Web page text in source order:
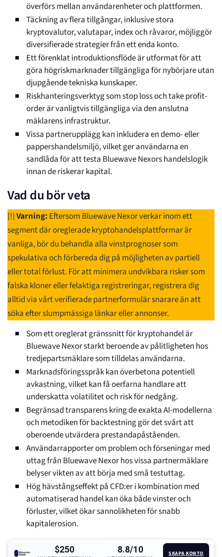
överförs mellan användarenheter och plattformen.
Täckning av flera tillgångar, inklusive stora
kryptovalutor, valutapar, index och råvaror, möjliggör
diversifierade strategier från ett enda konto.
Ett förenklat introduktionsflöde är utformat för att
göra högriskmarknader tillgängliga för nybörjare utan
djupgående tekniska kunskaper.
Riskhanteringsverktyg som stop loss och take profit-
order är vanligtvis tillgängliga via den anslutna
mäklarens infrastruktur.
Vissa partnerupplägg kan inkludera en demo- eller
pappershandelsmiljö, vilket ger användarna en
sandlåda för att testa Bluewave Nexors handelslogik
innan de riskerar kapital.
Vad du bör veta
[!]Varning: Eftersom Bluewave Nexor verkar inom ett
segment där oreglerade kryptohandelsplattformar är
vanliga, bör du behandla alla vinstprognoser som
spekulativa och förbereda dig på möjligheten av partiell
eller total förlust. För att minimera undvikbara risker som
falska kloner eller felaktiga registreringar, registrera dig
alltid via vårt verifierade partnerformulär snarare än att
söka efter slumpmässiga länkar eller annonser.
Som ett oreglerat gränssnitt för kryptohandel är
Bluewave Nexor starkt beroende av pålitligheten hos
tredjepartsmäklare som tilldelas användarna.
Marknadsföringsspråk kan överbetona potentiell
avkastning, vilket kan få oerfarna handlare att
underskatta volatilitet och risk för nedgång.
Begränsad transparens kring de exakta AI-modellerna
och metodiken för backtestning gör det svårt att
oberoende utvärdera prestandapåståenden.
Användarrapporter om problem och förseningar med
uttag från Bluewave Nexor hos vissa partnermäklare
belyser vikten av att börja med små testuttag.
Hög hävstångseffekt på CFD:er i kombination med
automatiserad handel kan öka både vinster och
förluster, vilket ökar sannolikheten för snabb
kapitalerosion.
$250 8.8/10 SKAPA KONTO